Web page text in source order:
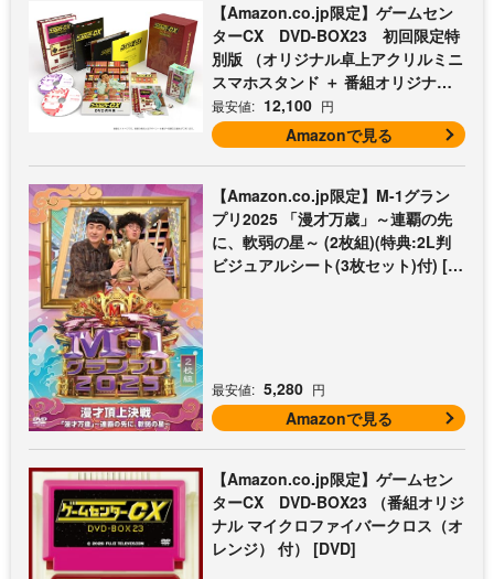
【Amazon.co.jp限定】ゲームセン
ターCX DVD-BOX23 初回限定特
別版 （オリジナル卓上アクリルミニ
スマホスタンド ＋ 番組オリジナル
マイクロファイバークロス（オレン
ジ） 付） [DVD]
最安値: 12,100 円
Amazonで見る
【Amazon.co.jp限定】M-1グラン
プリ2025 「漫才万歳」～連覇の先
に、軟弱の星～ (2枚組)(特典:2L判
ビジュアルシート(3枚セット)付) [D
最安値: 5,280 円
Amazonで見る
【Amazon.co.jp限定】ゲームセン
ターCX DVD-BOX23 （番組オリジ
ナル マイクロファイバークロス（オ
レンジ） 付） [DVD]